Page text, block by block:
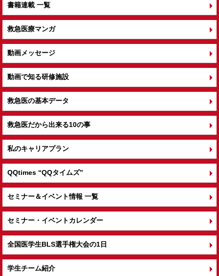
書籍連載 一覧
救急医療マンガ
動画メッセージ
動画で知る研修施設
救急医の基本データ
救急医だから出来る10の事
私のキャリアプラン
QQtimes “QQタイムズ”
セミナー＆イベント情報 一覧
セミナー・イベントカレンダー
全国医学生BLS選手権大会の1日
学生チーム紹介